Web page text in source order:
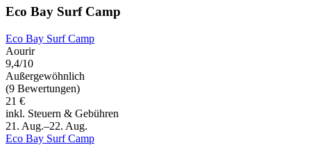
Eco Bay Surf Camp
Eco Bay Surf Camp
Aourir
9,4/10
Außergewöhnlich
(9 Bewertungen)
21 €
inkl. Steuern & Gebühren
21. Aug.–22. Aug.
Eco Bay Surf Camp